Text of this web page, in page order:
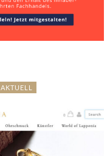
AKTUELL